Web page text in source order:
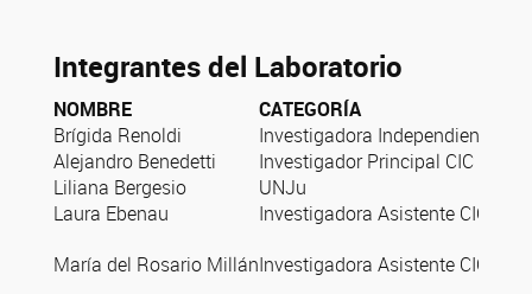
Integrantes del Laboratorio
NOMBRE
CATEGORÍA
Brígida Renoldi
Investigadora Independiente
Alejandro Benedetti
Investigador Principal CIC
Liliana Bergesio
UNJu
Laura Ebenau
Investigadora Asistente CIC
María del Rosario MillánInvestigadora Asistente CIC